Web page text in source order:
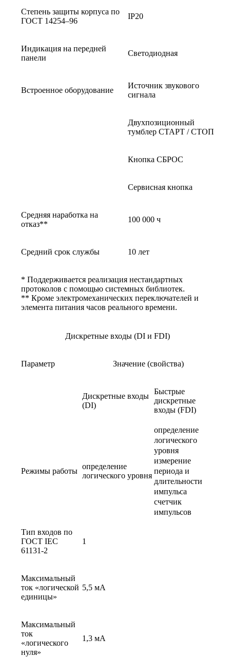
Степень защиты корпуса по
ГОСТ 14254–96
IP20
Индикация на передней
панели
Светодиодная
Встроенное оборудование
Источник звукового
сигнала
Двухпозиционный
тумблер СТАРТ / СТОП
Кнопка СБРОС
Сервисная кнопка
Средняя наработка на
отказ**
100 000 ч
Средний срок службы 10 лет
* Поддерживается реализация нестандартных
протоколов с помощью системных библиотек.
** Кроме электромеханических переключателей и
элемента питания часов реального времени.
Дискретные входы (DI и FDI)
Параметр Значение (свойства)
Дискретные входы
(DI)
Быстрые
дискретные
входы (FDI)
Режимы работы
определение
логического уровня
определение
логического
уровня
измерение
периода и
длительности
импульса
счетчик
импульсов
Тип входов по
ГОСТ IEC
61131-2
1
Максимальный
ток «логической
единицы»
5,5 мА
Максимальный
ток
«логического
нуля»
1,3 мА